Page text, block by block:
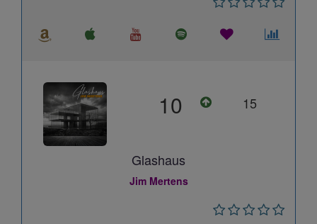
10 15
Glashaus
Jim Mertens